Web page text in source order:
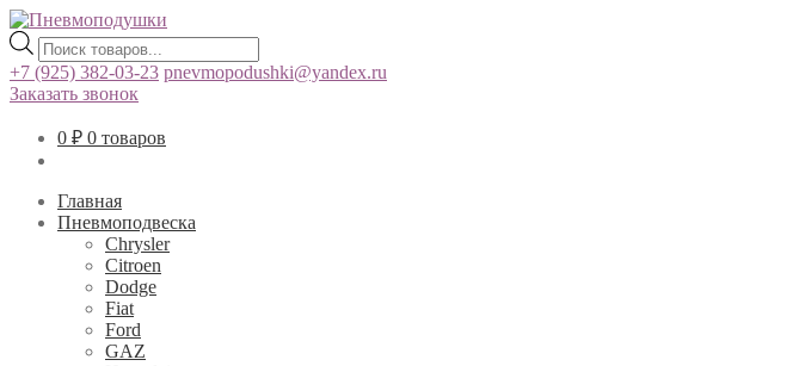
Поиск
товаров
+7 (925) 382-03-23 pnevmopodushki@yandex.ru
Заказать звонок
0 ₽ 0 товаров
Главная
Пневмоподвеска
Chrysler
Citroen
Dodge
Fiat
Ford
GAZ